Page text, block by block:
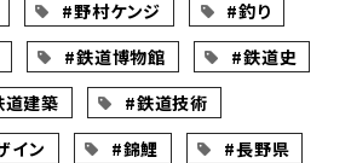
#野村ケンジ
#釣り
#鉄道博物館
#鉄道史
道建築
#鉄道技術
イン
#錦鯉
#長野県